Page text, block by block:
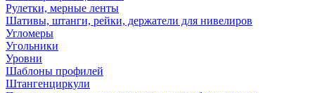
Рулетки, мерные ленты
Шативы, штанги, рейки, держатели для нивелиров
Угломеры
Угольники
Уровни
Шаблоны профилей
Штангенциркули